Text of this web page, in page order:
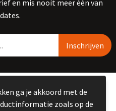
en mis nooit meer één van
B.V. 2023
ga je akkoord met de
zoals op de